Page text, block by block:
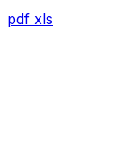
pdf xls